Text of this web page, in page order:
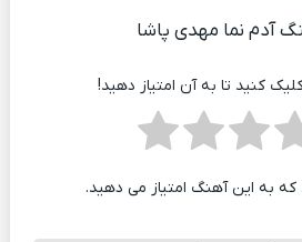
آدم نما مهدی پاشا
کنید تا به آن امتیاز دهید!
که به این آهنگ امتیاز می دهید.